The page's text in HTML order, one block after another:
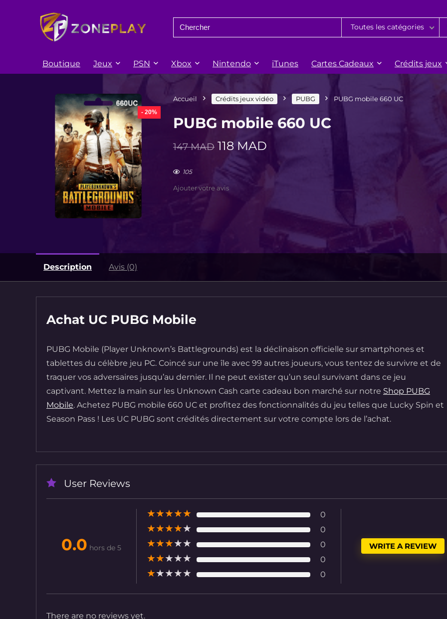
for:
Toutes les catégories
Boutique Jeux PSN Xbox Nintendo iTunes Cartes Cadeaux Crédits jeux
- 20%
Accueil Crédits jeux vidéo PUBG PUBG mobile 660 UC
PUBG mobile 660 UC
147MAD Le
prix
initial
était :
118 MAD
actuel
105
Ajouter votre avis
Description Avis (0)
Achat UC PUBG Mobile
PUBG Mobile (Player Unknown’s Battlegrounds) est la déclinaison officielle sur smartphones et
tablettes du célèbre jeu PC. Coincé sur une île avec 99 autres joueurs, vous tentez de survivre et de
traquer vos adversaires jusqu’au dernier. Il ne peut exister qu’un seul survivant dans ce jeu
captivant. Mettez la main sur les Unknown Cash carte cadeau bon marché sur notre Shop PUBG
Mobile. Achetez PUBG mobile 660 UC et profitez des fonctionnalités du jeu telles que Lucky Spin et
Season Pass ! Les UC PUBG sont crédités directement sur votre compte lors de l’achat.
User Reviews
0.0 hors de 5
★★★★★ 0
★★★★★ 0
★★★★★ 0
★★★★★ 0
★★★★★ 0
WRITE A REVIEW
There are no reviews yet.